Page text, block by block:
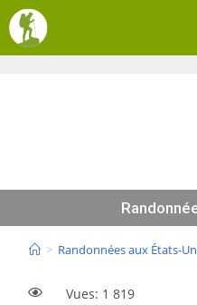
> Randonnées aux États-
Vues: 1 819